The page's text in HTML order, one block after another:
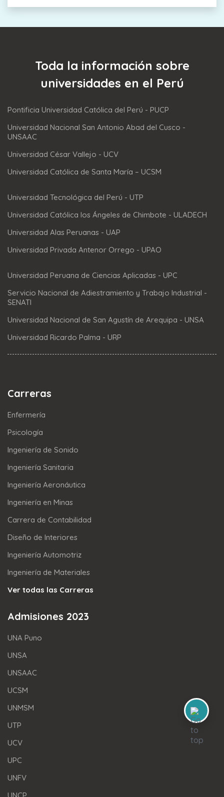
Toda la información sobre
universidades en el Perú
Pontificia Universidad Católica del Perú - PUCP
Universidad Nacional San Antonio Abad del Cusco -
UNSAAC
Universidad César Vallejo - UCV
Universidad Católica de Santa María – UCSM
Universidad Tecnológica del Perú - UTP
Universidad Católica los Ángeles de Chimbote - ULADECH
Universidad Alas Peruanas - UAP
Universidad Privada Antenor Orrego - UPAO
Universidad Peruana de Ciencias Aplicadas - UPC
Servicio Nacional de Adiestramiento y Trabajo Industrial -
SENATI
Universidad Nacional de San Agustín de Arequipa - UNSA
Universidad Ricardo Palma - URP
Carreras
Enfermería
Psicología
Ingeniería de Sonido
Ingeniería Sanitaria
Ingeniería Aeronáutica
Ingeniería en Minas
Carrera de Contabilidad
Diseño de Interiores
Ingeniería Automotriz
Ingeniería de Materiales
Ver todas las Carreras
Admisiones 2023
UNA Puno
UNSA
UNSAAC
UCSM
UNMSM
UTP
UCV
UPC
UNFV